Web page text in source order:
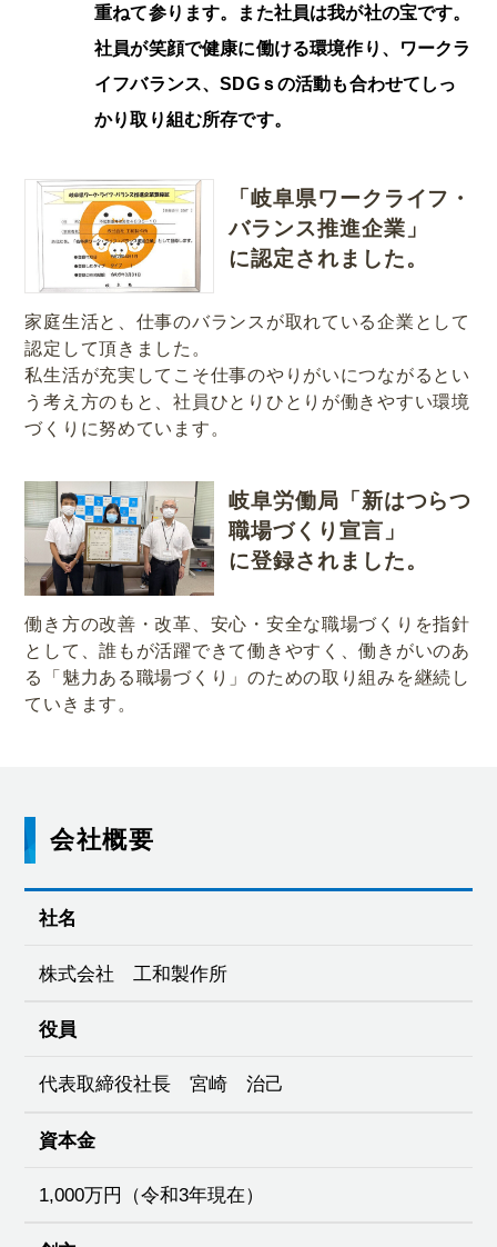
重ねて参ります。また社員は我が社の宝です。
社員が笑顔で健康に働ける環境作り、ワークラ
イフバランス、SDGｓの活動も合わせてしっ
かり取り組む所存です。
「岐阜県ワークライフ・
バランス推進企業」
に認定されました。
家庭生活と、仕事のバランスが取れている企業として
認定して頂きました。
私生活が充実してこそ仕事のやりがいにつながるとい
う考え方のもと、社員ひとりひとりが働きやすい環境
づくりに努めています。
岐阜労働局「新はつらつ
職場づくり宣言」
に登録されました。
働き方の改善・改革、安心・安全な職場づくりを指針
として、誰もが活躍できて働きやすく、働きがいのあ
る「魅力ある職場づくり」のための取り組みを継続し
ていきます。
会社概要
社名
株式会社 工和製作所
役員
代表取締役社長 宮崎 治己
資本金
1,000万円（令和3年現在）